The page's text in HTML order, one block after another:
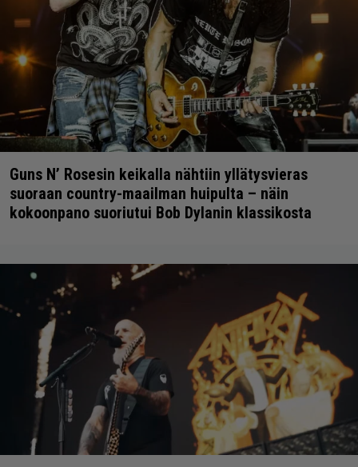
Guns N’ Rosesin keikalla nähtiin yllätysvieras
suoraan country-maailman huipulta – näin
kokoonpano suoriutui Bob Dylanin klassikosta